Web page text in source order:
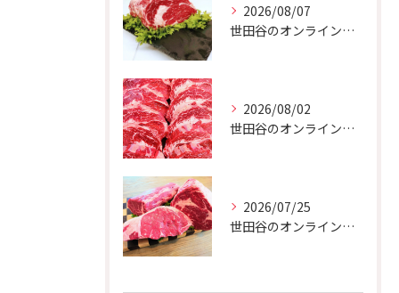
2026/08/07
世田谷のオンライン肉屋のお肉は美味しいですよ！
2026/08/02
世田谷のオンライン肉屋は厳選輸入牛を取り扱っています。
2026/07/25
世田谷のオンライン肉屋の輸入牛は特別です。